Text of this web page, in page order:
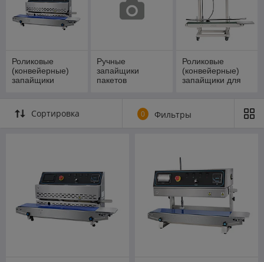
Роликовые
(конвейерные)
запайщики
Ручные
запайщики
пакетов
Роликовые
(конвейерные)
запайщики для
Сортировка 0 Фильтры